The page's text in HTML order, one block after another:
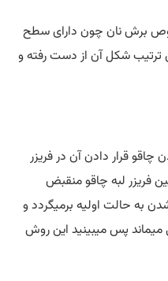
برش نان چون دارای سطح
ترتیب شکل آن از دست رفته و
چاقو قرار دادن آن در فریزر
فریزر لبه چاقو منقبض
به حالت اولیه برمیگردد و
میماند پس میبینید این روش